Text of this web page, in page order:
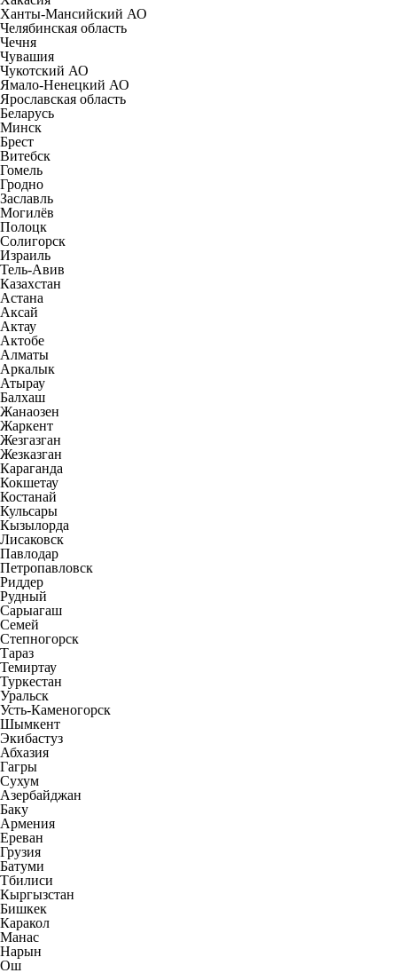
Ханты-Мансийский АО
Челябинская область
Чечня
Чувашия
Чукотский АО
Ямало-Ненецкий АО
Ярославская область
Беларусь
Минск
Брест
Витебск
Гомель
Гродно
Заславль
Могилёв
Полоцк
Солигорск
Израиль
Тель-Авив
Казахстан
Астана
Аксай
Актау
Актобе
Алматы
Аркалык
Атырау
Балхаш
Жанаозен
Жаркент
Жезгазган
Жезказган
Караганда
Кокшетау
Костанай
Кульсары
Кызылорда
Лисаковск
Павлодар
Петропавловск
Риддер
Рудный
Сарыагаш
Семей
Степногорск
Тараз
Темиртау
Туркестан
Уральск
Усть-Каменогорск
Шымкент
Экибастуз
Абхазия
Гагры
Сухум
Азербайджан
Баку
Армения
Ереван
Грузия
Батуми
Тбилиси
Кыргызстан
Бишкек
Каракол
Манас
Нарын
Ош